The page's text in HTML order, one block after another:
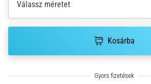
Melyek
a
TOP
nagyobb
Fedezd
Válassz méretet
Kosárba